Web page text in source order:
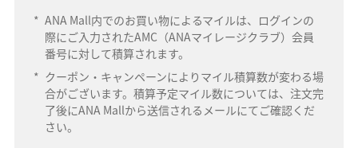
* ANA Mall内でのお買い物によるマイルは、ログインの
際にご入力されたAMC（ANAマイレージクラブ）会員
番号に対して積算されます。
* クーポン・キャンペーンによりマイル積算数が変わる場
合がございます。積算予定マイル数については、注文完
了後にANA Mallから送信されるメールにてご確認くだ
さい。